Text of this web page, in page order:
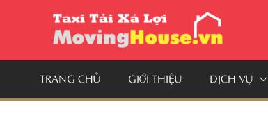
TRANG CHỦ GIỚI THIỆU DỊCH VỤ